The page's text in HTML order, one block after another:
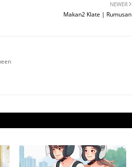
NEWER
Makan2 Klate | Rumusan